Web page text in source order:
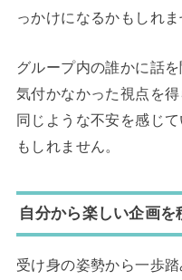
っかけになるかもしれま
グループ内の誰かに話
気付かなかった視点を
同じような不安を感じ
もしれません。
自分から楽しい企画を
受け身の姿勢から一歩踏